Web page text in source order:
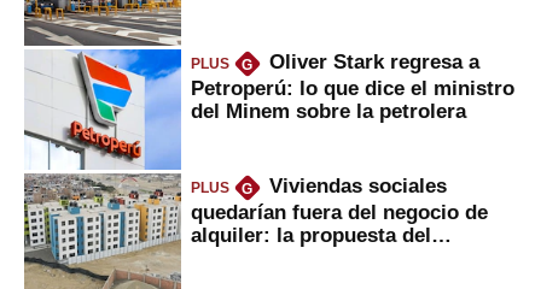
PLUS G
Oliver Stark regresa a
Petroperú: lo que dice el ministro
del Minem sobre la petrolera
PLUS G
Viviendas sociales
quedarían fuera del negocio de
alquiler: la propuesta del